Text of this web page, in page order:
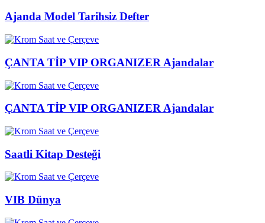
Ajanda Model Tarihsiz Defter
ÇANTA TİP VIP ORGANIZER Ajandalar
ÇANTA TİP VIP ORGANIZER Ajandalar
Saatli Kitap Desteği
VIB Dünya